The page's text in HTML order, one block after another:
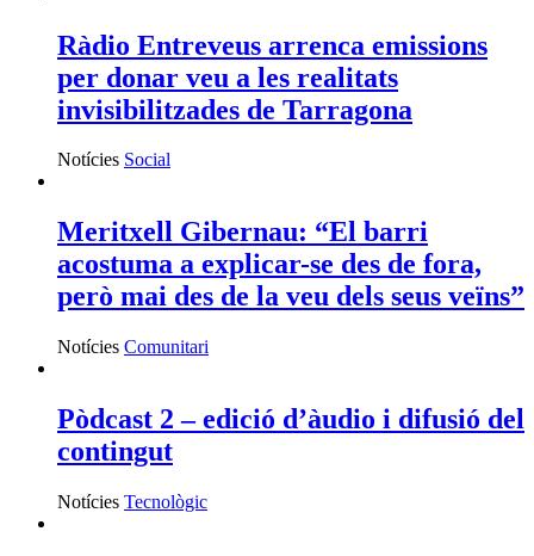
Ràdio Entreveus arrenca emissions
per donar veu a les realitats
invisibilitzades de Tarragona
Notícies Social
Meritxell Gibernau: “El barri
acostuma a explicar-se des de fora,
però mai des de la veu dels seus veïns”
Notícies Comunitari
Pòdcast 2 – edició d’àudio i difusió del
contingut
Notícies Tecnològic